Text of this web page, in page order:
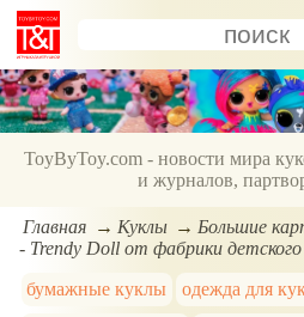
ToyByToy.com - новости мира
и журналов,
Главная Куклы
Большие
- Trendy Doll от фабрики
бумажные куклы
одежда для